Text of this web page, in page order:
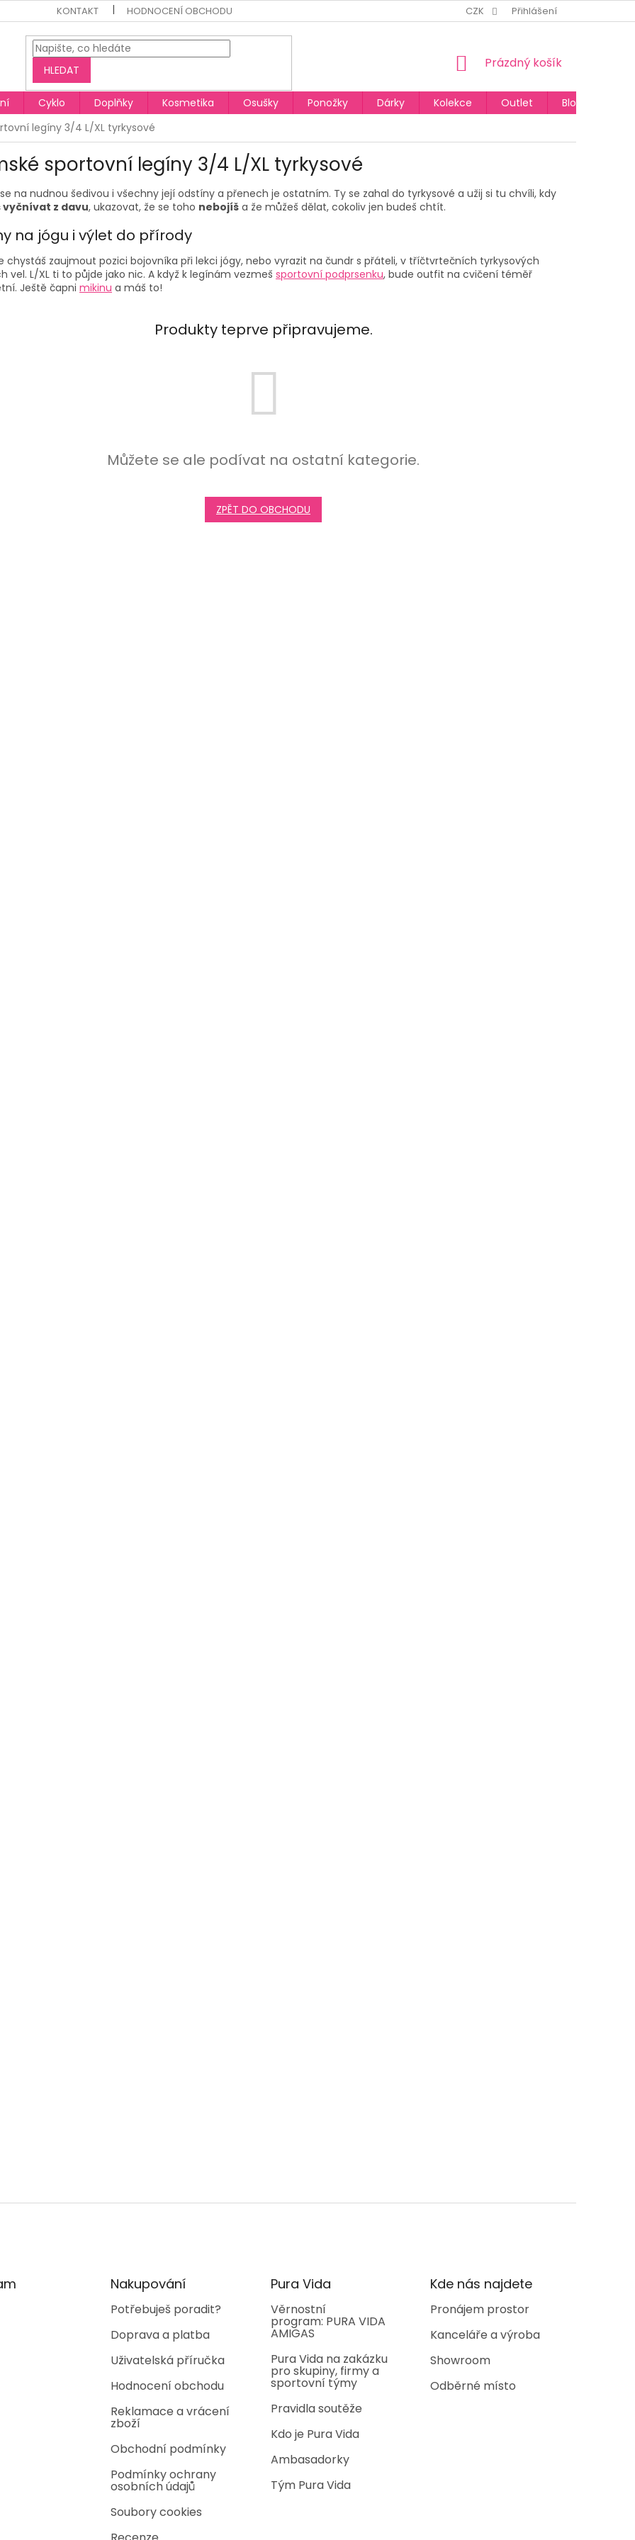
KONTAKT HODNOCENÍ OBCHODU CZK Přihlášení
HLEDAT
NÁKUPNÍ
Prázdný košík
Cyklo Doplňky Kosmetika Osušky Ponožky Dárky Kolekce Outlet
Blog
legíny 3/4 L/XL tyrkysové
sportovní legíny 3/4 L/XL tyrkysové
na nudnou šedivou i všechny její odstíny a přenech je ostatním. Ty se zahal do tyrkysové a užij si tu chvíli, kdy
vyčnívat z davu, ukazovat, že se toho nebojíš a že můžeš dělat, cokoliv jen budeš chtít.
na jógu i výlet do přírody
chystáš zaujmout pozici bojovníka při lekci jógy, nebo vyrazit na čundr s přáteli, v tříčtvrtečních tyrkysových
vel. L/XL ti to půjde jako nic. A když k legínám vezmeš sportovní podprsenku, bude outfit na cvičení téměř
Ještě čapni mikinu a máš to!
Produkty teprve připravujeme.
Můžete se ale podívat na ostatní kategorie.
ZPĚT DO OBCHODU
Nakupování
Potřebuješ poradit?
Doprava a platba
Uživatelská příručka
Hodnocení obchodu
Reklamace a vrácení
zboží
Obchodní podmínky
Podmínky ochrany
osobních údajů
Soubory cookies
Pura Vida
Věrnostní
program: PURA VIDA
AMIGAS
Pura Vida na zakázku
pro skupiny, firmy a
sportovní týmy
Pravidla soutěže
Kdo je Pura Vida
Ambasadorky
Tým Pura Vida
Kde nás najdete
Pronájem prostor
Kanceláře a výroba
Showroom
Odběrné místo